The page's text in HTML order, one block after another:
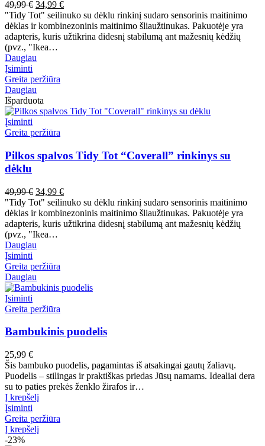
49,99€ Pradinė
kaina
buvo:
49,99 €.
34,99 €Dabartinė
kaina
yra:
34,99 €.
"Tidy Tot" seilinuko su dėklu rinkinį sudaro sensorinis maitinimo
dėklas ir kombinezoninis maitinimo šliaužtinukas. Pakuotėje yra
adapteris, kuris užtikrina didesnį stabilumą ant mažesnių kėdžių
(pvz., "Ikea…
Daugiau
Įsiminti
Greita peržiūra
Daugiau
Išparduota
Įsiminti
Greita peržiūra
Pilkos spalvos Tidy Tot “Coverall” rinkinys su
dėklu
49,99€ Pradinė
kaina
buvo:
49,99 €.
34,99 €Dabartinė
kaina
yra:
34,99 €.
"Tidy Tot" seilinuko su dėklu rinkinį sudaro sensorinis maitinimo
dėklas ir kombinezoninis maitinimo šliaužtinukas. Pakuotėje yra
adapteris, kuris užtikrina didesnį stabilumą ant mažesnių kėdžių
(pvz., "Ikea…
Daugiau
Įsiminti
Greita peržiūra
Daugiau
Įsiminti
Greita peržiūra
Bambukinis puodelis
25,99 €
Šis bambuko puodelis, pagamintas iš atsakingai gautų žaliavų.
Puodelis – stilingas ir praktiškas priedas Jūsų namams. Idealiai dera
su to paties prekės ženklo žirafos ir…
Į krepšelį
Įsiminti
Greita peržiūra
Į krepšelį
-23%